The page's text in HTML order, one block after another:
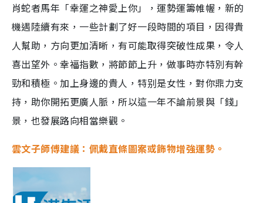
肖蛇者馬年「幸運之神愛上你」，運勢運籌帷幄，新的
機遇陸續有來，一些計劃了好一段時間的項目，因得貴
人幫助，方向更加清晰，有可能取得突破性成果，令人
喜出望外。幸福指數，將節節上升，做事時亦特別有幹
勁和積極。加上身邊的貴人，特别是女性，對你鼎力支
持，助你開拓更廣人脈，所以這一年不論前景與「錢」
景，也發展路向相當樂觀。
雲文子師傅建議：佩戴直條圖案或飾物增強運勢。